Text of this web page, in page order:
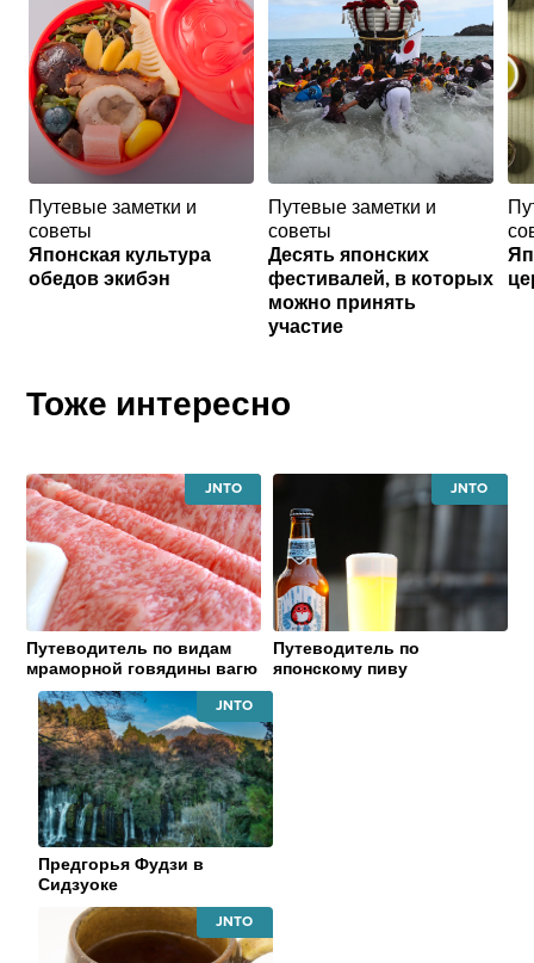
Путевые заметки и
советы
Японская культура
обедов экибэн
Путевые заметки и
советы
Десять японских
фестивалей, в которых
можно принять
участие
Тоже интересно
Путеводитель по видам
мраморной говядины вагю
JAPAN
NATIONAL
TOURISM
ORGANIZATION
Путеводитель по
японскому пиву
JAPAN
Предгорья Фудзи в
Сидзуоке
JAPAN
NATIONAL
TOURISM
ORGANIZATION
JAPAN
NATIONAL